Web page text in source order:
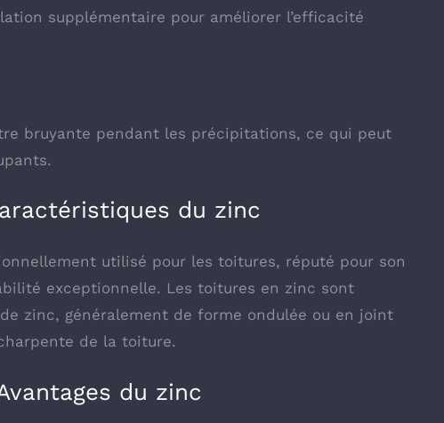
supplémentaire pour améliorer l’efficacité
bruyante pendant les précipitations, ce qui peut
du zinc
utilisé pour les toitures, réputé pour son
exceptionnelle. Les toitures en zinc sont
zinc, généralement de forme ondulée ou en joint
de la toiture.
du zinc